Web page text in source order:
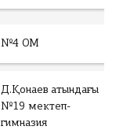
№4 ОМ
Д.Қонаев атындағы
№19 мектеп-
гимназия